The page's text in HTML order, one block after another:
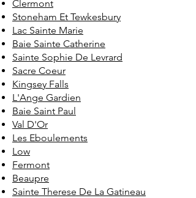
Clermont
Stoneham Et Tewkesbury
Lac Sainte Marie
Baie Sainte Catherine
Sainte Sophie De Levrard
Sacre Coeur
Kingsey Falls
L'Ange Gardien
Baie Saint Paul
Val D'Or
Les Eboulements
Low
Fermont
Beaupre
Sainte Therese De La Gatineau